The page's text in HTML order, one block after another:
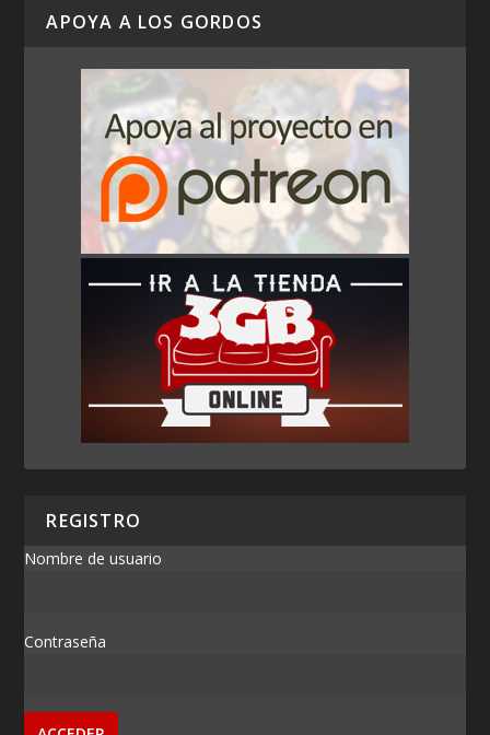
APOYA A LOS GORDOS
REGISTRO
Nombre de usuario
Contraseña